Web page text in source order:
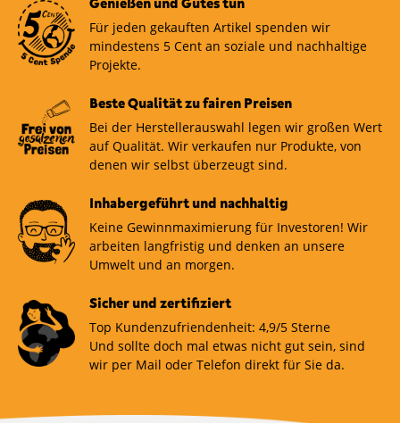
Für jeden gekauften Artikel spenden wir
mindestens 5 Cent an soziale und nachhaltige
Projekte.
Beste Qualität zu fairen Preisen
Bei der Herstellerauswahl legen wir großen Wert
auf Qualität. Wir verkaufen nur Produkte, von
denen wir selbst überzeugt sind.
Inhabergeführt und nachhaltig
Keine Gewinnmaximierung für Investoren! Wir
arbeiten langfristig und denken an unsere
Umwelt und an morgen.
Sicher und zertifiziert
Top Kundenzufriendenheit: 4,9/5 Sterne
Und sollte doch mal etwas nicht gut sein, sind
wir per Mail oder Telefon direkt für Sie da.